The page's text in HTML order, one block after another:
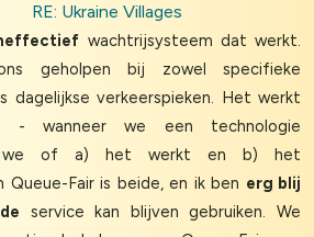
RE: Ukraine Villages
wachtrijsysteem dat werkt.
geholpen bij zowel specifieke
dagelijkse verkeerspieken. Het werkt
- wanneer we een technologie
we of a) het werkt en b) het
Fair is beide, en ik ben erg blij
service kan blijven gebruiken. We